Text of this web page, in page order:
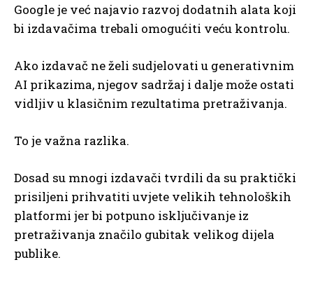
Google je već najavio razvoj dodatnih alata koji
bi izdavačima trebali omogućiti veću kontrolu.
Ako izdavač ne želi sudjelovati u generativnim
AI prikazima, njegov sadržaj i dalje može ostati
vidljiv u klasičnim rezultatima pretraživanja.
To je važna razlika.
Dosad su mnogi izdavači tvrdili da su praktički
prisiljeni prihvatiti uvjete velikih tehnoloških
platformi jer bi potpuno isključivanje iz
pretraživanja značilo gubitak velikog dijela
publike.